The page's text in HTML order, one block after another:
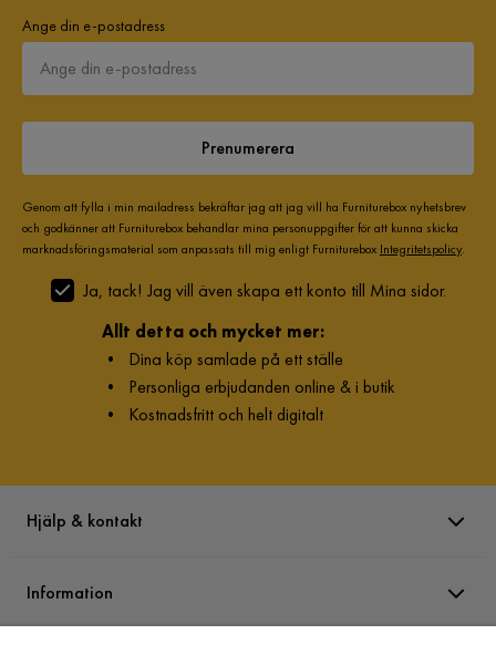
Ange din e-postadress
Prenumerera
Genom att fylla i min mailadress bekräftar jag att jag vill ha Furniturebox nyhetsbrev
och godkänner att Furniturebox behandlar mina personuppgifter för att kunna skicka
marknadsföringsmaterial som anpassats till mig enligt Furniturebox Integritetspolicy.
Ja, tack! Jag vill även skapa ett konto till Mina sidor.
Allt detta och mycket mer:
• Dina köp samlade på ett ställe
• Personliga erbjudanden online & i butik
• Kostnadsfritt och helt digitalt
Hjälp & kontakt
Information